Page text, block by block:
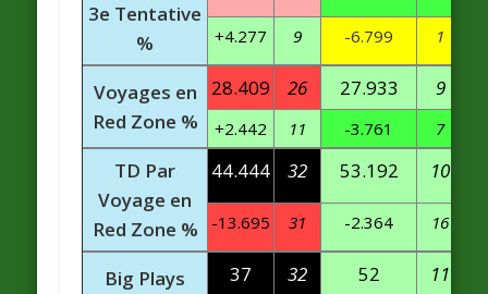
3e Tentative
%
+4.277 9 -6.799 1
Voyages en
Red Zone %
28.409 26 27.933 9
+2.442 11 -3.761 7
TD Par
Voyage en
Red Zone %
44.444 32 53.192 10
-13.695 31 -2.364 16
Big Plays
37 32 52 11